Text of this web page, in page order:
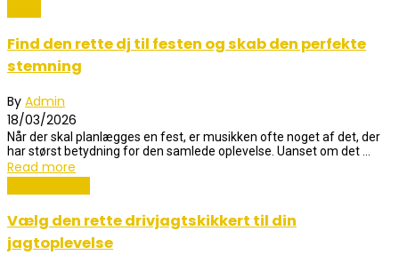
Find den rette dj til festen og skab den perfekte
stemning
By Admin
18/03/2026
Når der skal planlægges en fest, er musikken ofte noget af det, der
har størst betydning for den samlede oplevelse. Uanset om det ...
Read more
Vælg den rette drivjagtskikkert til din
jagtoplevelse